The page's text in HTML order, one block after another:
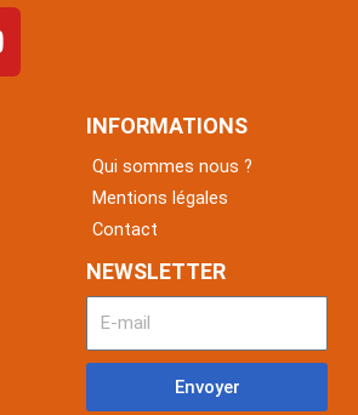
INFORMATIONS
Qui sommes nous ?
Mentions légales
Contact
NEWSLETTER
Envoyer